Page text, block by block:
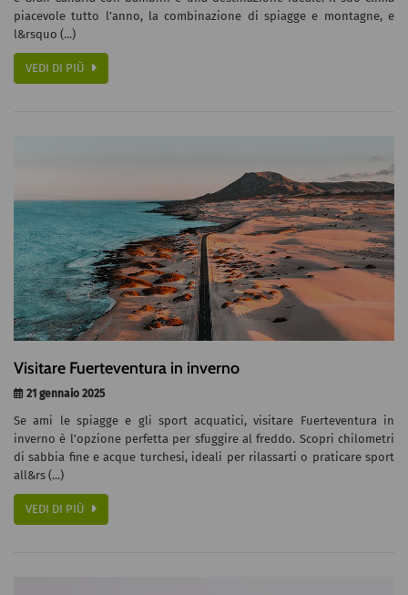
piacevole tutto l’anno, la combinazione di spiagge e montagne, e
l&rsquo (...)
VEDI DI PIÙ
Visitare Fuerteventura in inverno
21 gennaio 2025
Se ami le spiagge e gli sport acquatici, visitare Fuerteventura in
inverno è l’opzione perfetta per sfuggire al freddo. Scopri chilometri
di sabbia fine e acque turchesi, ideali per rilassarti o praticare sport
all&rs (...)
VEDI DI PIÙ